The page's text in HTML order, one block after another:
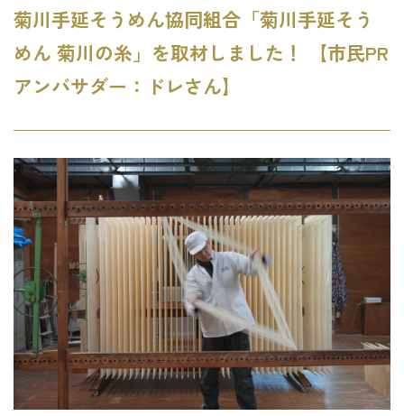
菊川手延そうめん協同組合「菊川手延そう
めん 菊川の糸」を取材しました！ 【市民PR
アンバサダー：ドレさん】